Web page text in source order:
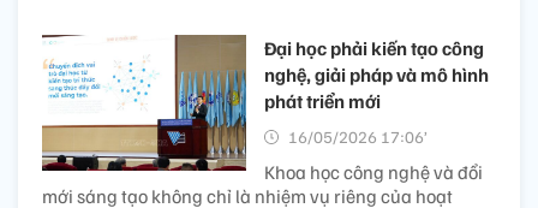
Đại học phải kiến tạo công
nghệ, giải pháp và mô hình
phát triển mới
16/05/2026 17:06’
Khoa học công nghệ và đổi
mới sáng tạo không chỉ là nhiệm vụ riêng của hoạt